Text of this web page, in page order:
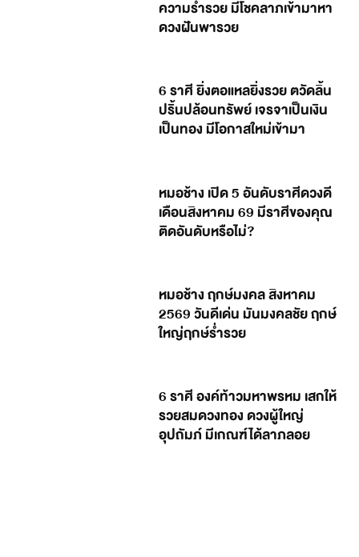
ความร่ำรวย มีโชคลาภเข้ามาหา
ดวงฝันพารวย
6 ราศี ยิ่งตอแหลยิ่งรวย ตวัดลิ้น
ปริ้นปล้อนทรัพย์ เจรจาเป็นเงิน
เป็นทอง มีโอกาสใหม่เข้ามา
หมอช้าง เปิด 5 อันดับราศีดวงดี
เดือนสิงหาคม 69 มีราศีของคุณ
ติดอันดับหรือไม่?
หมอช้าง ฤกษ์มงคล สิงหาคม
2569 วันดีเด่น มันมงคลชัย ฤกษ์
ใหญ่ฤกษ์ร่ำรวย
6 ราศี องค์ท้าวมหาพรหม เสกให้
รวยสมดวงทอง ดวงผู้ใหญ่
อุปถัมภ์ มีเกณฑ์ได้ลาภลอย